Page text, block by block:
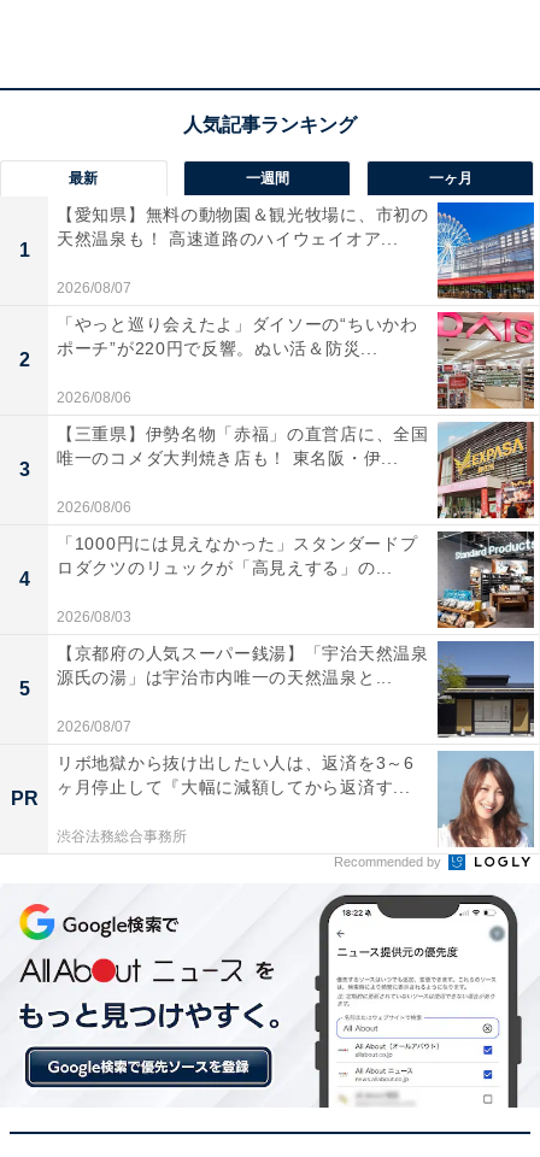
どのようなところに行ったときに危険を察知すればよいのだろうか
雪崩には大きく分けて2種類がある。
■表層雪崩
気温が低く、大量の新雪が急激に積もった場合に発生
12月～2月頃の気温が低い時期に発生しやすい
速度は100km/h～200km/hというものすごいスピードに
なる
■全層雪崩
降雪や降雨の後に、天気が良く、気温が上がった時に発
生
3月～4月頃の春スキーをする頃には全層雪崩が起きやす
くなる
スピードはやや遅いが規模の大きな雪崩になる恐れがあ
る
最新 一週間 一ヶ月
1
【愛知県】無料の動物園＆観光牧場に、市初の
天然温泉も！ 高速道路のハイウェイオア...
2026/08/07
2
「やっと巡り会えたよ」ダイソーの“ちいかわ
ポーチ”が220円で反響。ぬい活＆防災...
2026/08/06
3
【三重県】伊勢名物「赤福」の直営店に、全国
唯一のコメダ大判焼き店も！ 東名阪・伊...
2026/08/06
4
「1000円には見えなかった」スタンダードプ
ロダクツのリュックが「高見えする」の...
2026/08/03
5
【京都府の人気スーパー銭湯】「宇治天然温泉
源氏の湯」は宇治市内唯一の天然温泉と...
2026/08/07
PR
リボ地獄から抜け出したい人は、返済を3～6
ヶ月停止して『大幅に減額してから返済す...
渋谷法務総合事務所
Recommended by